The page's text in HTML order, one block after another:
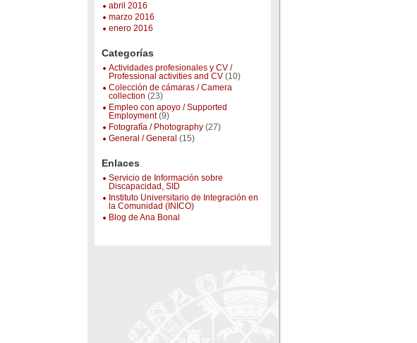
abril 2016
marzo 2016
enero 2016
Categorías
Actividades profesionales y CV /
Professional activities and CV (10)
Colección de cámaras / Camera
collection (23)
Empleo con apoyo / Supported
Employment(9)
Fotografía / Photography (27)
General / General (15)
Enlaces
Servicio de Información sobre
Discapacidad, SID
Instituto Universitario de Integración en
la Comunidad (INICO)
Blog de Ana Bonal